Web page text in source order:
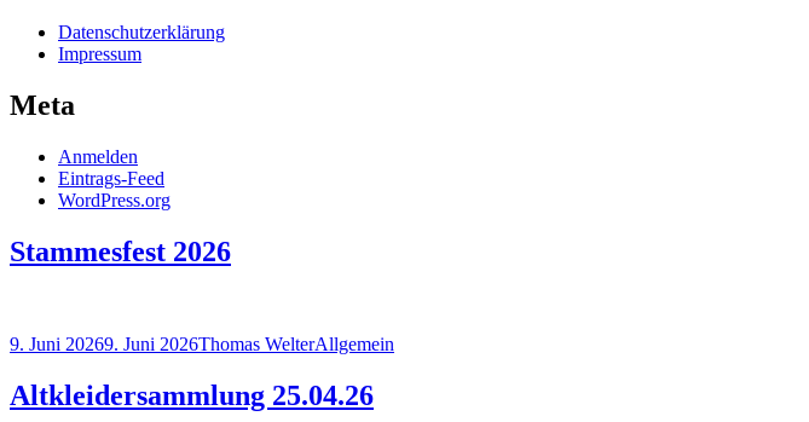
Datenschutzerklärung
Impressum
Meta
Anmelden
Eintrags-Feed
WordPress.org
Stammesfest 2026
Veröffentlicht
9. Juni 20269. Juni 2026Autor
Thomas WelterKategorien
Allgemein
Altkleidersammlung 25.04.26